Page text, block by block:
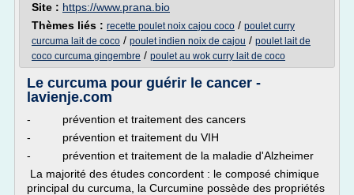
Site : https://www.prana.bio
Thèmes liés : recette poulet noix cajou coco / poulet curry
curcuma lait de coco / poulet indien noix de cajou / poulet lait de
coco curcuma gingembre / poulet au wok curry lait de coco
Le curcuma pour guérir le cancer -
lavienje.com
- prévention et traitement des cancers
- prévention et traitement du VIH
- prévention et traitement de la maladie d'Alzheimer
La majorité des études concordent : le composé chimique
principal du curcuma, la Curcumine possède des propriétés